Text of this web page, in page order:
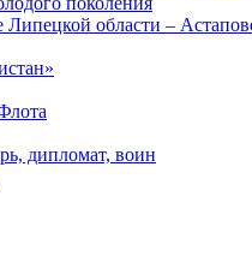
Липецкой области –
дипломат, воин